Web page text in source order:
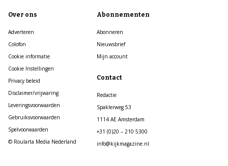
Over ons
Adverteren
Colofon
Cookie informatie
Cookie Instellingen
Privacy beleid
Disclaimer/vrijwaring
Leveringsvoorwaarden
Gebruiksvoorwaarden
Spelvoorwaarden
© Roularta Media Nederland
Abonnementen
Abonneren
Nieuwsbrief
Mijn account
Contact
Redactie
Spaklerweg 53
1114 AE Amsterdam
+31 (0)20 – 210 5300
info@kijkmagazine.nl